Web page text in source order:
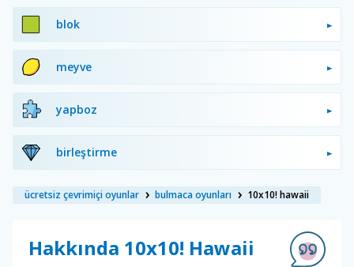
blok
meyve
yapboz
birleştirme
ücretsiz çevrimiçi oyunlar bulmaca oyunları 10x10! hawaii
Hakkında 10x10! Hawaii